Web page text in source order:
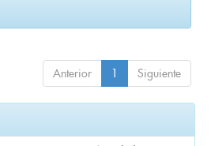
Anterior 1 Siguiente